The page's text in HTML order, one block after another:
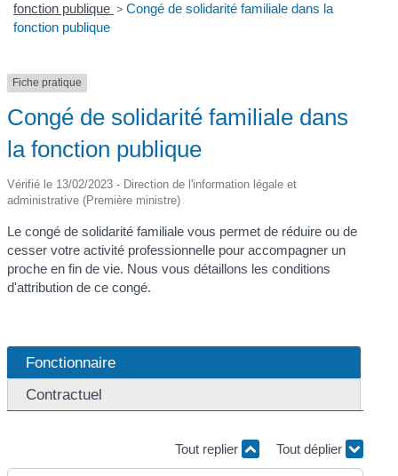
fonction publique > Congé de solidarité familiale dans la
fonction publique
Fiche pratique
Congé de solidarité familiale dans
la fonction publique
Vérifié le 13/02/2023 - Direction de l'information légale et
administrative (Première ministre)
Le congé de solidarité familiale vous permet de réduire ou de
cesser votre activité professionnelle pour accompagner un
proche en fin de vie. Nous vous détaillons les conditions
d'attribution de ce congé.
Fonctionnaire
Contractuel
Tout replier Tout déplier